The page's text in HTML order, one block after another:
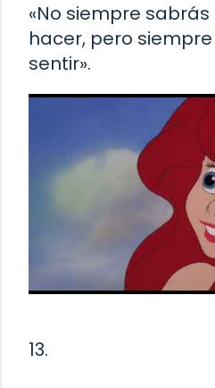
«No siempre
hacer, pero
sentir».
13.